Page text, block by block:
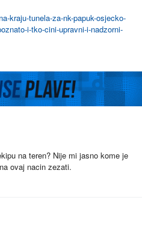
kraju-tunela-za-nk-papuk-osjecko-
i-tko-cini-upravni-i-nadzorni-
na teren? Nije mi jasno kome je
ovaj nacin zezati.